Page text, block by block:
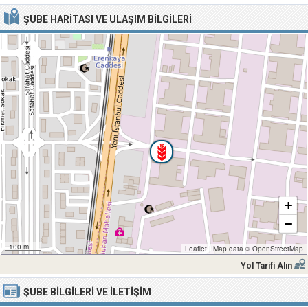
ŞUBE HARITASI VE ULAŞIM BILGILERI
100 m
+
−
Leaflet | Map data © OpenStreetMap
Yol Tarifi Alın
ŞUBE BILGILERI VE İLETIŞIM